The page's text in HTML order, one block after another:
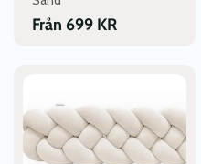
Från 699 KR
produktsidan
produkten
har
flera